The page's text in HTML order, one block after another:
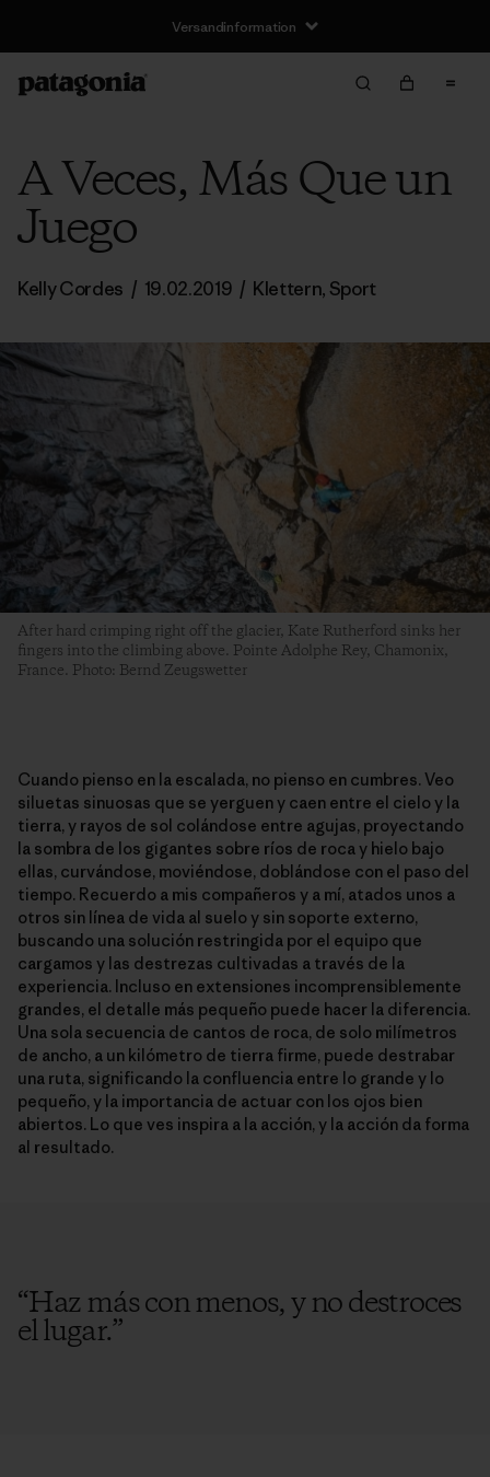
Versandinformation
A Veces, Más Que un
Juego
Kelly Cordes / 19.02.2019 / Klettern, Sport
After hard crimping right off the glacier, Kate Rutherford sinks her
fingers into the climbing above. Pointe Adolphe Rey, Chamonix,
France. Photo: Bernd Zeugswetter
Cuando pienso en la escalada, no pienso en cumbres. Veo
siluetas sinuosas que se yerguen y caen entre el cielo y la
tierra, y rayos de sol colándose entre agujas, proyectando
la sombra de los gigantes sobre ríos de roca y hielo bajo
ellas, curvándose, moviéndose, doblándose con el paso del
tiempo. Recuerdo a mis compañeros y a mí, atados unos a
otros sin línea de vida al suelo y sin soporte externo,
buscando una solución restringida por el equipo que
cargamos y las destrezas cultivadas a través de la
experiencia. Incluso en extensiones incomprensiblemente
grandes, el detalle más pequeño puede hacer la diferencia.
Una sola secuencia de cantos de roca, de solo milímetros
de ancho, a un kilómetro de tierra firme, puede destrabar
una ruta, significando la confluencia entre lo grande y lo
pequeño, y la importancia de actuar con los ojos bien
abiertos. Lo que ves inspira a la acción, y la acción da forma
al resultado.
“Haz más con menos, y no destroces
el lugar.”